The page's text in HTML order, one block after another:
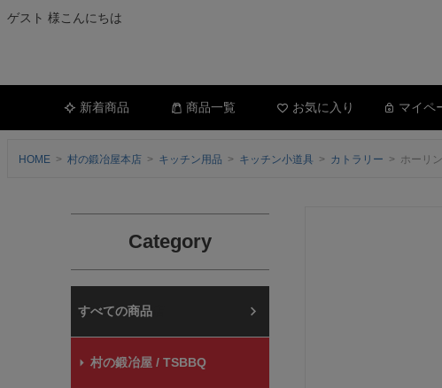
ゲスト 様こんにちは
新着商品 商品一覧 お気に入り マイペ
HOME 村の鍛冶屋本店 キッチン用品 キッチン小道具 カトラリー ホーリ
Category
村の鍛冶屋本店
村の鍛冶屋 / TSBBQ